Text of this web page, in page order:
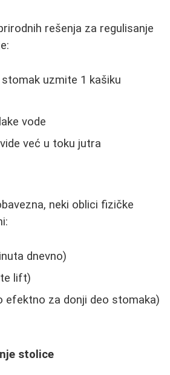
rešenja za regulisanje
uzmite 1 kašiku
vode
već u toku jutra
neki oblici fizičke
dnevno)
lift)
efektno za donji deo stomaka)
stolice